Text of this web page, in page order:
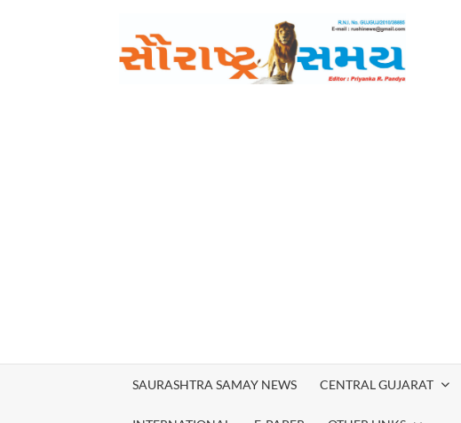
SAURASHTRA SAMAY NEWS CENTRAL GUJARAT